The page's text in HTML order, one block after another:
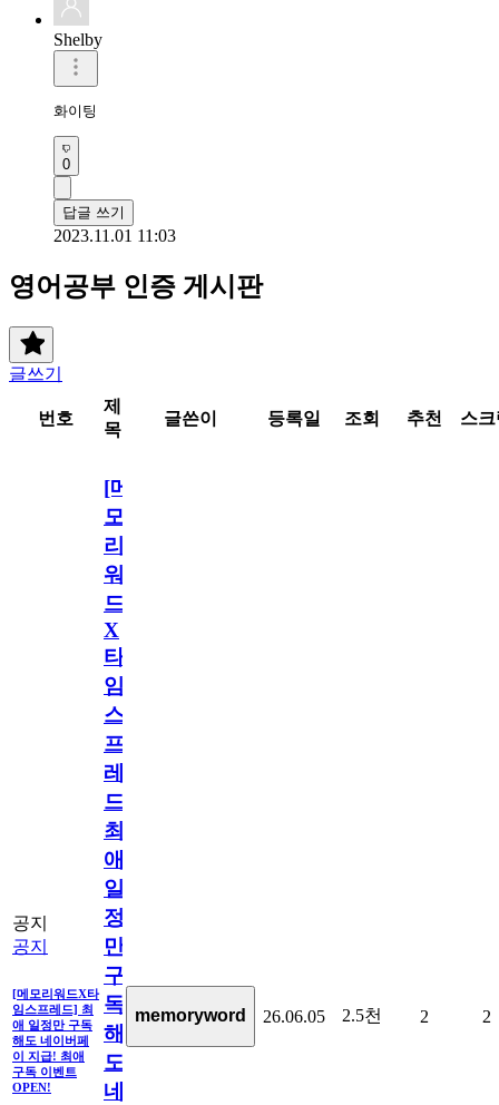
Shelby
화이팅
0
답글 쓰기
2023.11.01 11:03
영어공부 인증 게시판
글쓰기
번호
제
목
글쓴이 등록일 조회 추천 스
공지
공지
[메모리워드X타
임스프레드] 최
애 일정만 구독
해도 네이버페
이 지급! 최애
구독 이벤트
OPEN!
[메
모
리
워
드
X
타
임
스
프
레
드]
최
애
일
정
만
구
독
해
도
네
memoryword 26.06.05 2.5천 2 2